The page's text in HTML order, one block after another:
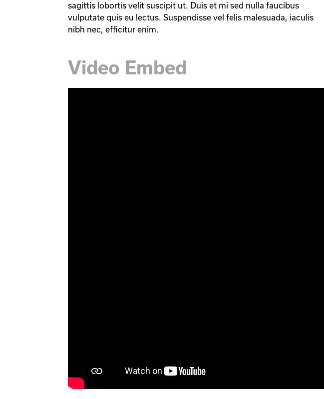
sagittis lobortis velit suscipit ut. Duis et mi sed nulla faucibus
vulputate quis eu lectus. Suspendisse vel felis malesuada, iaculis
nibh nec, efficitur enim.
Video Embed